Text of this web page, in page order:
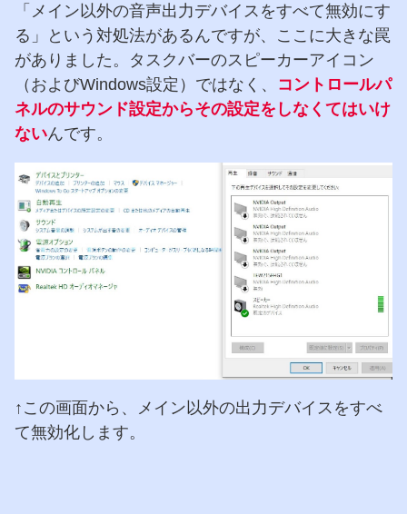
「メイン以外の音声出力デバイスをすべて無効にす
る」という対処法があるんですが、ここに大きな罠
がありました。タスクバーのスピーカーアイコン
（およびWindows設定）ではなく、 コントロールパ
ネルのサウンド設定からその設定をしなくてはいけ
ないんです。
↑この画面から、メイン以外の出力デバイスをすべ
て無効化します。